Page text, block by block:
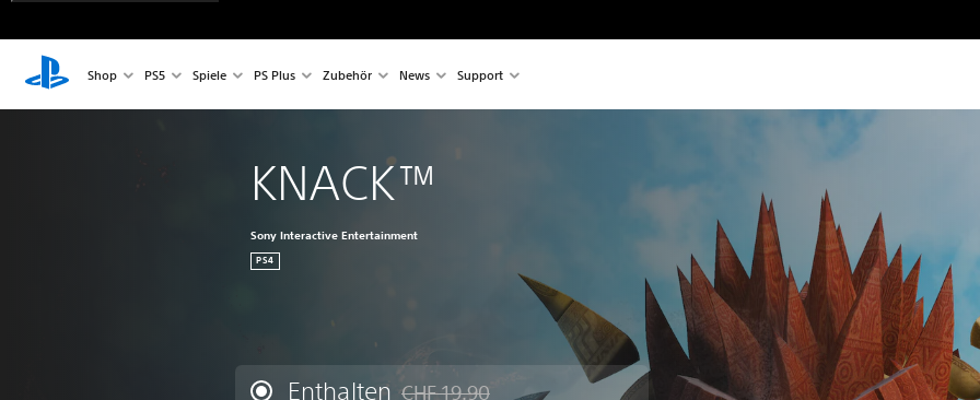
Shop PS5 Spiele PS Plus Zubehör News Support
KNACK™
Sony Interactive Entertainment
PS4
Enthalten CHF 19.90